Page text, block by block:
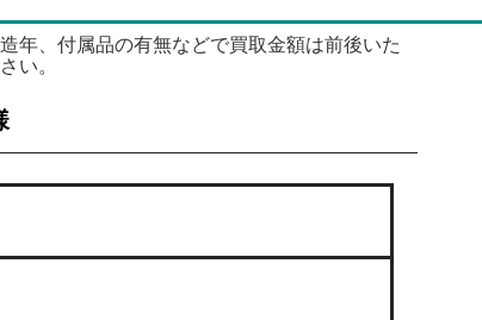
年、付属品の有無などで買取金額は前後いた
い。